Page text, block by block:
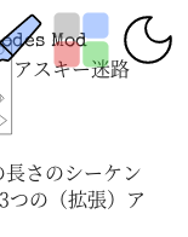
Mod
アスキー迷路
さのシーケン
の（拡張）ア